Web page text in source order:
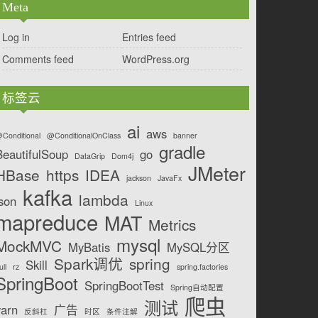
Meta
Log in
Entries feed
Comments feed
WordPress.org
标签云
@ConditionalOnClass ai aws banner
DataGrip Dom4j go gradle
https IDEA jackson JavaFx JMeter
kafka lambda Linux
MAT Metrics
MyBatis mysql MySQL分区
rz Skill Spark调优 spring spring.factories
SpringBootTest Spring自动配置
反斜杠 广告 时区 条件注解 测试 爬虫